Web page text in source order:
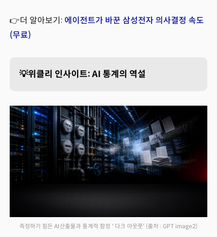
👉더 알아보기: 에이전트가 바꾼 삼성전자 의사결정 속도
(무료)
💡위클리 인사이트: AI 통계의 역설
측정하기 힘든 AI산출물과 통계적 함정 ' 다크 아웃풋' (출처 : GPT image2)